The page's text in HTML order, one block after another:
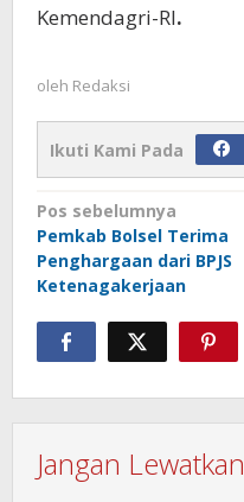
Kemendagri-RI.
oleh Redaksi
Ikuti Kami Pada
Navigasi
pos
Pos sebelumnya
Pemkab Bolsel Terima
Penghargaan dari BPJS
Ketenagakerjaan
Jangan Lewatkan